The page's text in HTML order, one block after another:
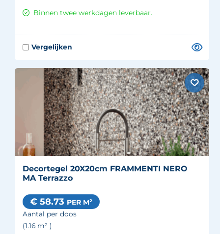
Binnen twee werkdagen leverbaar.
Decortegel 20X20cm FRAMMENTI NERO
MA Terrazzo
€ 58.73 PER M²
Aantal per doos
(1.16 m² )